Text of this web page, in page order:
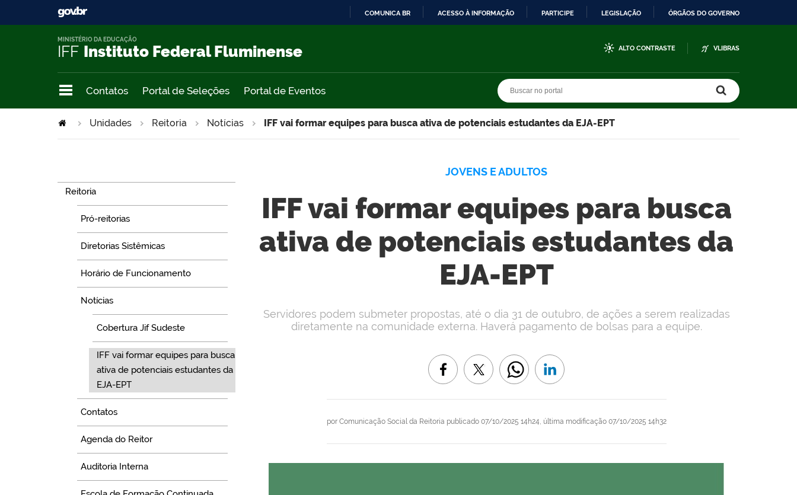
COMUNICA BR ACESSO À INFORMAÇÃO PARTICIPE LEGISLAÇÃO ÓRGÃOS DO GOVERNO
IFF Instituto Federal Fluminense
MINISTÉRIO DA EDUCAÇÃO
ALTO CONTRASTE VLIBRAS
Contatos Portal de Seleções Portal de Eventos
Unidades Reitoria Notícias IFF vai formar equipes para busca ativa de potenciais estudantes da EJA-EPT
Reitoria
Pró-reitorias
Diretorias Sistêmicas
Horário de Funcionamento
Notícias
Cobertura Jif Sudeste
IFF vai formar equipes para busca
ativa de potenciais estudantes da
EJA-EPT
Contatos
Agenda do Reitor
Auditoria Interna
JOVENS E ADULTOS
IFF vai formar equipes para busca
ativa de potenciais estudantes da
EJA-EPT
por Comunicação Social da Reitoria publicado07/10/2025 14h24, última modificação07/10/2025 14h32
Servidores podem submeter propostas, até o dia 31 de outubro, de ações a serem realizadas
diretamente na comunidade externa. Haverá pagamento de bolsas para a equipe.